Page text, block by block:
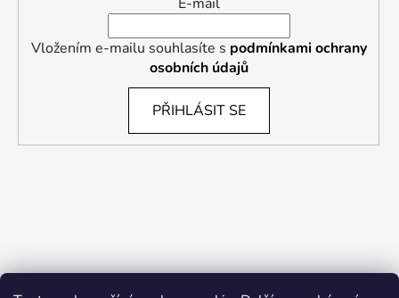
Vložením e-mailu souhlasíte s podmínkami ochrany
osobních údajů
PŘIHLÁSIT SE